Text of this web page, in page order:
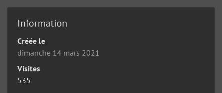
Information
Créée le
dimanche 14 mars 2021
Visites
535